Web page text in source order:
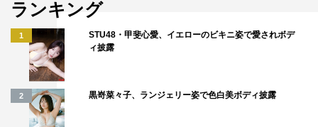
ランキング
1
STU48・甲斐心愛、イエローのビキニ姿で愛されボデ
ィ披露
2 黒嵜菜々子、ランジェリー姿で色白美ボディ披露